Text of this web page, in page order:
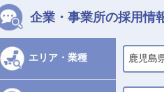
企業・事業所の採用情
エリア・業種 鹿児島